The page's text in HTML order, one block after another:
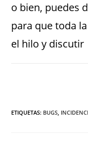
o bien, puedes
para que toda
el hilo y discutir
ETIQUETAS: BUGS,